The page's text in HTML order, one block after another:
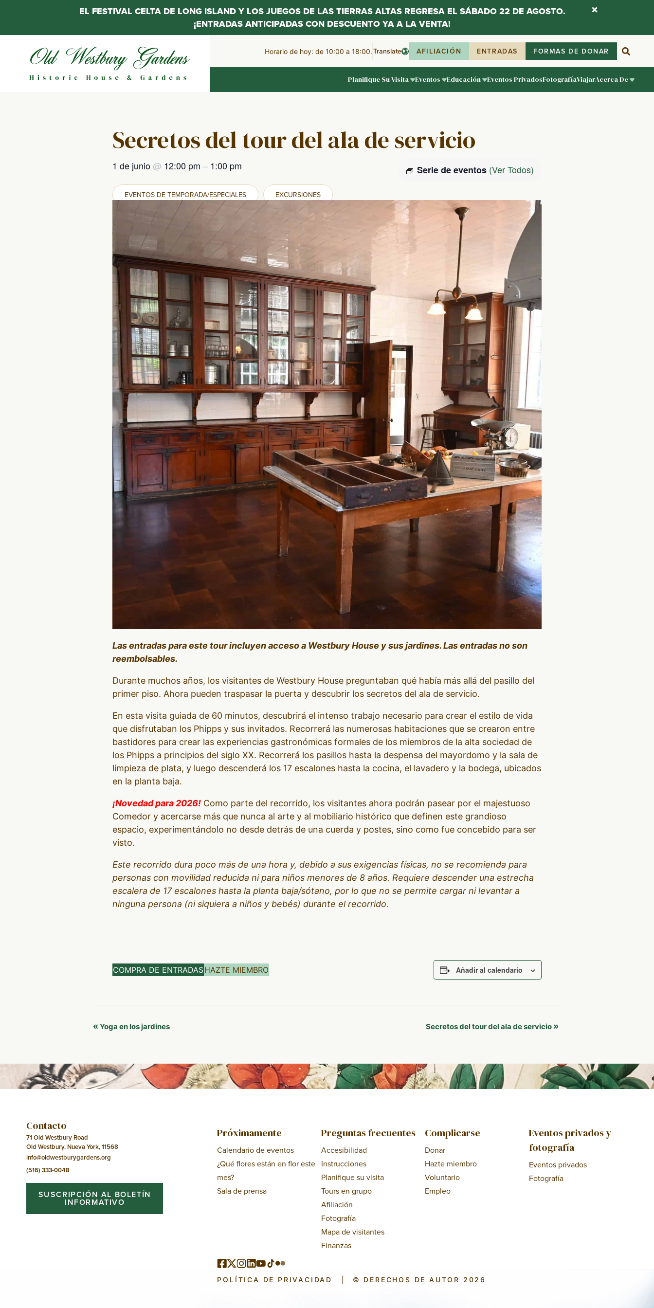
contenido
Horario de hoy: de 10:00 a 18:00.Translate AFILIACIÓN ENTRADAS FORMAS DE DONAR
Planifique Su Visita Eventos Educación Eventos PrivadosFotografíaViajarAcerca De
Secretos del tour del ala de servicio
Serie de eventos (Ver Todos)
1 de junio@ 12:00 pm – 1:00 pm
EVENTOS DE TEMPORADA/ESPECIALES EXCURSIONES
Las entradas para este tour incluyen acceso a Westbury House y sus jardines. Las entradas no son
reembolsables.
Durante muchos años, los visitantes de Westbury House preguntaban qué había más allá del pasillo del
primer piso. Ahora pueden traspasar la puerta y descubrir los secretos del ala de servicio.
En esta visita guiada de 60 minutos, descubrirá el intenso trabajo necesario para crear el estilo de vida
que disfrutaban los Phipps y sus invitados. Recorrerá las numerosas habitaciones que se crearon entre
bastidores para crear las experiencias gastronómicas formales de los miembros de la alta sociedad de
los Phipps a principios del siglo XX. Recorrerá los pasillos hasta la despensa del mayordomo y la sala de
limpieza de plata, y luego descenderá los 17 escalones hasta la cocina, el lavadero y la bodega, ubicados
en la planta baja.
¡Novedad para 2026! Como parte del recorrido, los visitantes ahora podrán pasear por el majestuoso
Comedor y acercarse más que nunca al arte y al mobiliario histórico que definen este grandioso
espacio, experimentándolo no desde detrás de una cuerda y postes, sino como fue concebido para ser
visto.
Este recorrido dura poco más de una hora y, debido a sus exigencias físicas, no se recomienda para
personas con movilidad reducida ni para niños menores de 8 años. Requiere descender una estrecha
escalera de 17 escalones hasta la planta baja/sótano, por lo que no se permite cargar ni levantar a
ninguna persona (ni siquiera a niños y bebés) durante el recorrido.
COMPRA DE ENTRADASHAZTE MIEMBRO Añadir al calendario
Navegación
Evento
« Yoga en los jardines Secretos del tour del ala de servicio »
Contacto
71 Old Westbury Road
Old Westbury, Nueva York, 11568
info@oldwestburygardens.org
(516) 333-0048
SUSCRIPCIÓN AL BOLETÍN
INFORMATIVO
Próximamente
Calendario de eventos
¿Qué flores están en flor este
mes?
Sala de prensa
Preguntas frecuentes
Accesibilidad
Instrucciones
Planifique su visita
Tours en grupo
Afiliación
Fotografía
Mapa de visitantes
Finanzas
Complicarse
Donar
Hazte miembro
Voluntario
Empleo
Eventos privados y
fotografía
Eventos privados
Fotografía
POLÍTICA DE PRIVACIDAD © DERECHOS DE AUTOR 2026
EL FESTIVAL CELTA DE LONG ISLAND Y LOS JUEGOS DE LAS TIERRAS ALTAS REGRESA EL SÁBADO 22 DE AGOSTO.
¡ENTRADAS ANTICIPADAS CON DESCUENTO YA A LA VENTA!